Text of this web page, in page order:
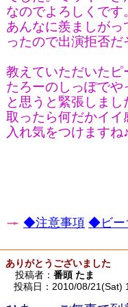
なのでよろしくです
あんなに羨ましが
ったので出演拒否
教えていただいた
たろーのしっぽで
と思うと緊張しま
取ったら何だかイ
入れ気をつけます
◆注意事項 ◆ビー
ありがとうございました
投稿者： 番頭 たま
投稿日：2010/08/21(Sat)